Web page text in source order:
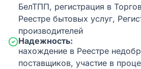
БелТПП, регистрация в
Реестре бытовых услуг,
производителей
Надежность:
нахождение в Реестре
поставщиков, участие в